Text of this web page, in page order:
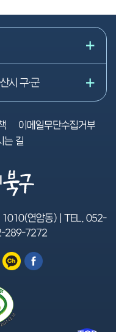
시 구·군
이메일무단수집거부
는 길
연암동) | TEL. 052-
289-7272